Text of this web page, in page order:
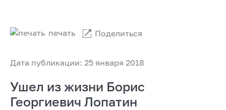
Дата публикации: 25 января 2018
печать Поделиться
Ушел из жизни Борис
Георгиевич Лопатин